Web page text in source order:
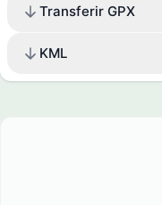
Transferir GPX
KML